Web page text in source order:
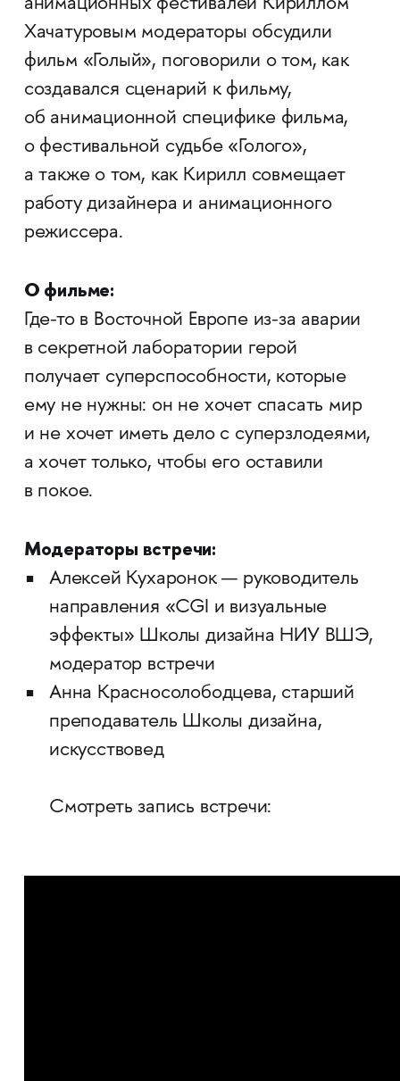
анимационных фестивалей Кириллом
Хачатуровым модераторы обсудили
фильм «Голый», поговорили о том, как
создавался сценарий к фильму,
об анимационной специфике фильма,
о фестивальной судьбе «Голого»,
а также о том, как Кирилл совмещает
работу дизайнера и анимационного
режиссера.
О фильме:
Где-то в Восточной Европе из-за аварии
в секретной лаборатории герой
получает суперспособности, которые
ему не нужны: он не хочет спасать мир
и не хочет иметь дело с суперзлодеями,
а хочет только, чтобы его оставили
в покое.
Модераторы встречи:
Алексей Кухаронок — руководитель
направления «CGI и визуальные
эффекты» Школы дизайна НИУ ВШЭ,
модератор встречи
Анна Красносолободцева, старший
преподаватель Школы дизайна,
искусствовед
​​​​​​​Смотреть запись встречи: